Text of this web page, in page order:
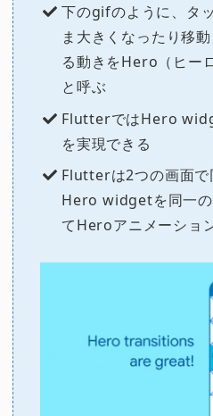
下のgifのように、タ
ま大きくなったり移
る動きをHero（ヒー
と呼ぶ
FlutterではHero
を実現できる
Flutterは2つの画面
Hero widgetを同一の
てHeroアニメーショ